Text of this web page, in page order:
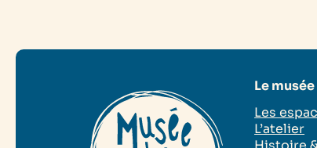
Le musée
Les
L’atelier